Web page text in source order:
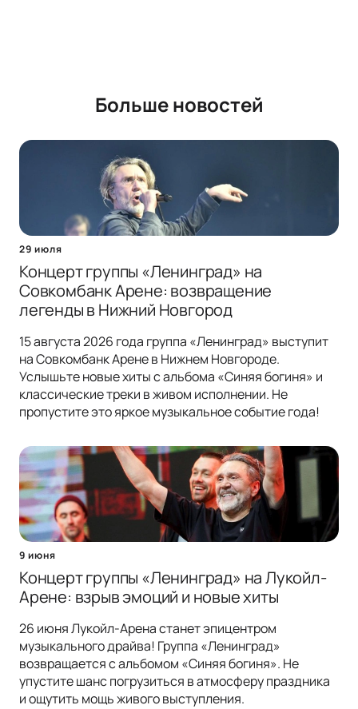
Больше новостей
29 июля
Концерт группы «Ленинград» на
Совкомбанк Арене: возвращение
легенды в Нижний Новгород
15 августа 2026 года группа «Ленинград» выступит
на Совкомбанк Арене в Нижнем Новгороде.
Услышьте новые хиты с альбома «Синяя богиня» и
классические треки в живом исполнении. Не
пропустите это яркое музыкальное событие года!
9 июня
Концерт группы «Ленинград» на Лукойл-
Арене: взрыв эмоций и новые хиты
26 июня Лукойл-Арена станет эпицентром
музыкального драйва! Группа «Ленинград»
возвращается с альбомом «Синяя богиня». Не
упустите шанс погрузиться в атмосферу праздника
и ощутить мощь живого выступления.